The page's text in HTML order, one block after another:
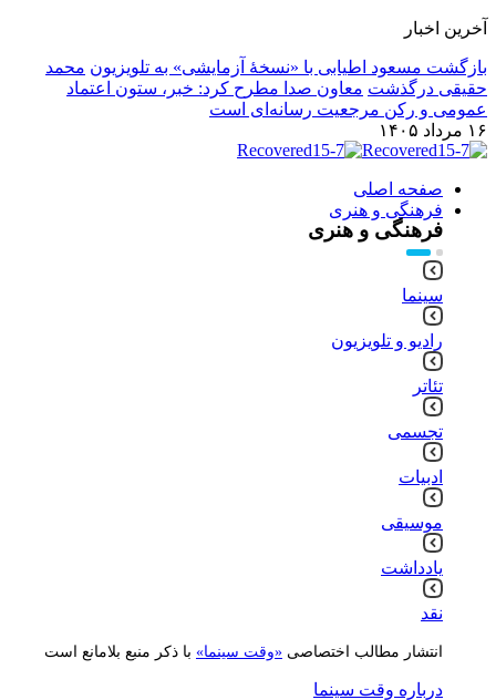
آخرین اخبار
بازگشت مسعود اطیابی با «نسخهٔ آزمایشی» به تلویزیون محمد
حقیقی درگذشت معاون صدا مطرح کرد: خبر، ستون اعتماد
عمومی و رکن مرجعیت رسانه‌ای است
۱۶ مرداد ۱۴۰۵
صفحه اصلی
فرهنگی و هنری
فرهنگی و هنری
سینما
رادیو و تلویزیون
تئاتر
تجسمی
ادبیات
موسیقی
یادداشت
نقد
انتشار مطالب اختصاصی «وقت سینما» با ذکر منبع بلامانع است
درباره وقت سینما